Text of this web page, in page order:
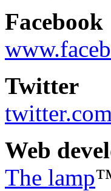
Facebook
Twitter
Web
The lamp